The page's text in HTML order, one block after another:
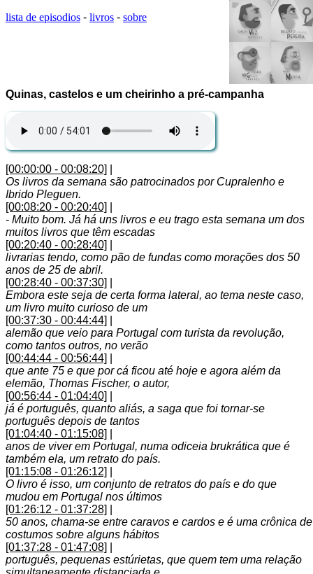
lista de episodios - livros - sobre
Quinas, castelos e um cheirinho a pré-campanha
[00:00:00 - 00:08:20]
Os livros da semana são patrocinados por Cupralenho e
Ibrido Pleguen.
[00:08:20 - 00:20:40]
- Muito bom. Já há uns livros e eu trago esta semana um dos
muitos livros que têm escadas
[00:20:40 - 00:28:40]
livrarias tendo, como pão de fundas como morações dos 50
anos de 25 de abril.
[00:28:40 - 00:37:30]
Embora este seja de certa forma lateral, ao tema neste caso,
um livro muito curioso de um
[00:37:30 - 00:44:44]
alemão que veio para Portugal com turista da revolução,
como tantos outros, no verão
[00:44:44 - 00:56:44]
que ante 75 e que por cá ficou até hoje e agora além da
elemão, Thomas Fischer, o autor,
[00:56:44 - 01:04:40]
já é português, quanto aliás, a saga que foi tornar-se
português depois de tantos
[01:04:40 - 01:15:08]
anos de viver em Portugal, numa odiceia brukrática que é
também ela, um retrato do país.
[01:15:08 - 01:26:12]
O livro é isso, um conjunto de retratos do país e do que
mudou em Portugal nos últimos
[01:26:12 - 01:37:28]
50 anos, chama-se entre caravos e cardos e é uma crônica de
costumos sobre alguns hábitos
[01:37:28 - 01:47:08]
português, pequenas estúrietas, que quem tem uma relação